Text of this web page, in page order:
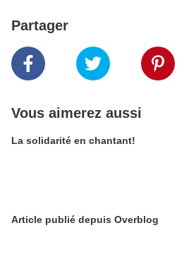
Partager
Vous aimerez aussi
La solidarité en chantant!
Article publié depuis Overblog